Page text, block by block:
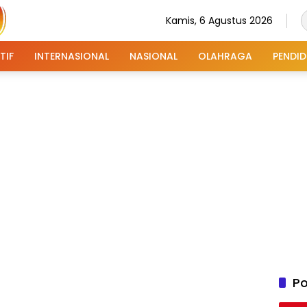
Kamis, 6 Agustus 2026
INTERNASIONAL NASIONAL OLAHRAGA